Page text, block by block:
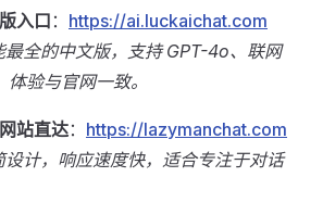
入口 ： https://ai.luckaichat.com
最全的中文版，支持 GPT-4o、联网
验与官网一致。
站直达： https://lazymanchat.com
计，响应速度快，适合专注于对话